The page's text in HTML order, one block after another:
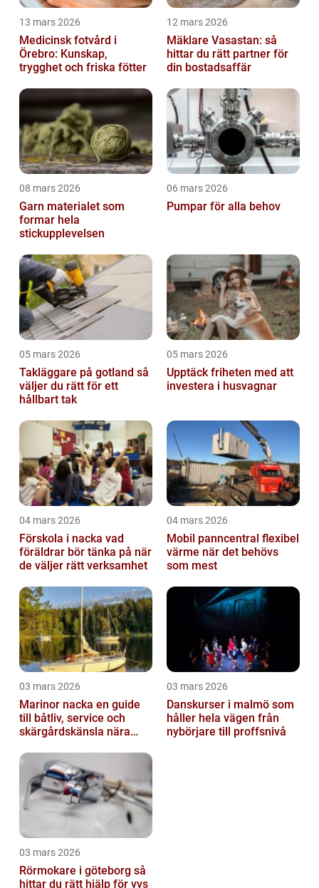
13 mars 2026
Medicinsk fotvård i
Örebro: Kunskap,
trygghet och friska fötter
12 mars 2026
Mäklare Vasastan: så
hittar du rätt partner för
din bostadsaffär
08 mars 2026
Garn materialet som
formar hela
stickupplevelsen
06 mars 2026
Pumpar för alla behov
05 mars 2026
Takläggare på gotland så
väljer du rätt för ett
hållbart tak
05 mars 2026
Upptäck friheten med att
investera i husvagnar
04 mars 2026
Förskola i nacka vad
föräldrar bör tänka på när
de väljer rätt verksamhet
04 mars 2026
Mobil panncentral flexibel
värme när det behövs
som mest
03 mars 2026
Marinor nacka en guide
till båtliv, service och
skärgårdskänsla nära
03 mars 2026
Danskurser i malmö som
håller hela vägen från
nybörjare till proffsnivå
03 mars 2026
Rörmokare i göteborg så
hittar du rätt hjälp för vvs